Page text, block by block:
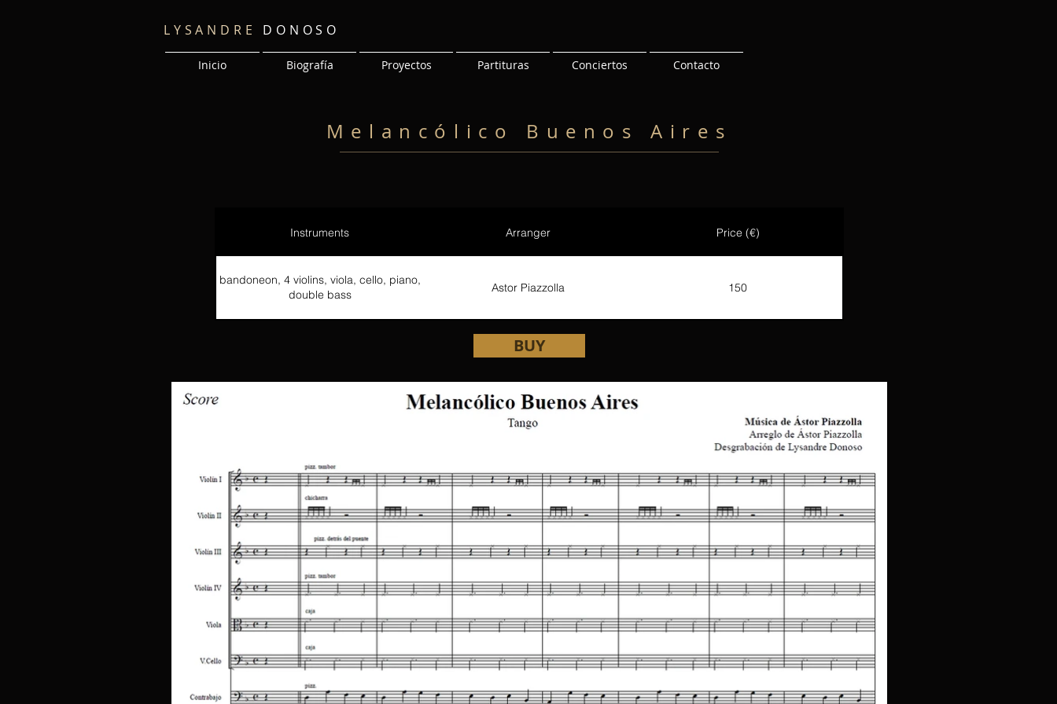
LYSANDRE DONOSO
Inicio Biografía Proyectos Partituras Conciertos Contacto
Melancólico Buenos Aires
Instruments Arranger Price (€)
bandoneon, 4 violins, viola, cello, piano,
double bass
Astor Piazzolla 150
BUY